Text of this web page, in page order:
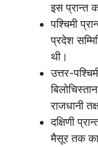
इस प्रान्त
पश्चिमी
प्रदेश
थी।
उत्तर-
राजधानी
दक्षिणी
मैसूर तक का